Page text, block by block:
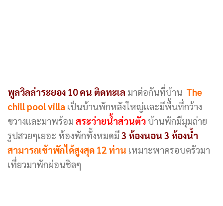
พูลวิลล่าระยอง 10 คน ติดทะเล มาต่อกันที่บ้าน The
chill pool villa เป็นบ้านพักหลังใหญ่และมีพื้นที่กว้าง
ขวางและมาพร้อม สระว่ายน้ำส่วนตัว บ้านพักมีมุมถ่าย
รูปสวยๆเยอะ ห้องพักทั้งหมดมี3 ห้องนอน 3 ห้องน้ำ
สามารถเข้าพักได้สูงสุด 12 ท่าน เหมาะพาครอบครัวมา
เที่ยวมาพักผ่อนชิลๆ